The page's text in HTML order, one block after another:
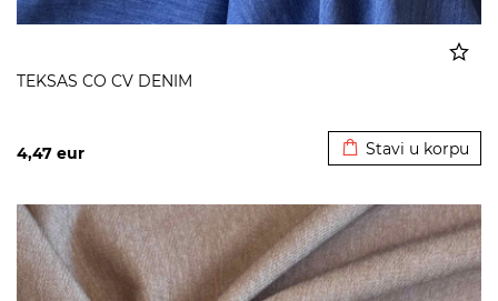
TEKSAS CO CV DENIM
4,47 eur Stavi u korpu